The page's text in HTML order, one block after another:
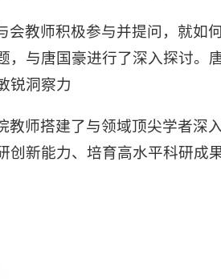
会教师积极参与并提问，就如
，与唐国豪进行了深入探讨。
锐洞察力
教师搭建了与领域顶尖学者深
创新能力、培育高水平科研成